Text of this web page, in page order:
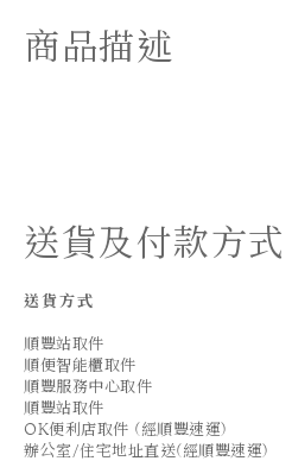
商品描述
送貨及付款方式
送貨方式
順豐站取件
順便智能櫃取件
順豐服務中心取件
順豐站取件
OK便利店取件 (經順豐速運)
辦公室/住宅地址直送(經順豐速運)